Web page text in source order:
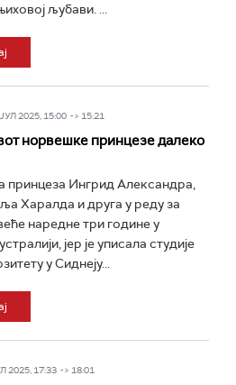
љубави. ...
2025, 15:00 -> 15:21
норвешке принцезе далеко
принцеза Ингрид Александра,
Харалда и друга у реду за
наредне три године у
јер је уписала студије
у Сиднеју...
2025, 17:33 -> 18:01